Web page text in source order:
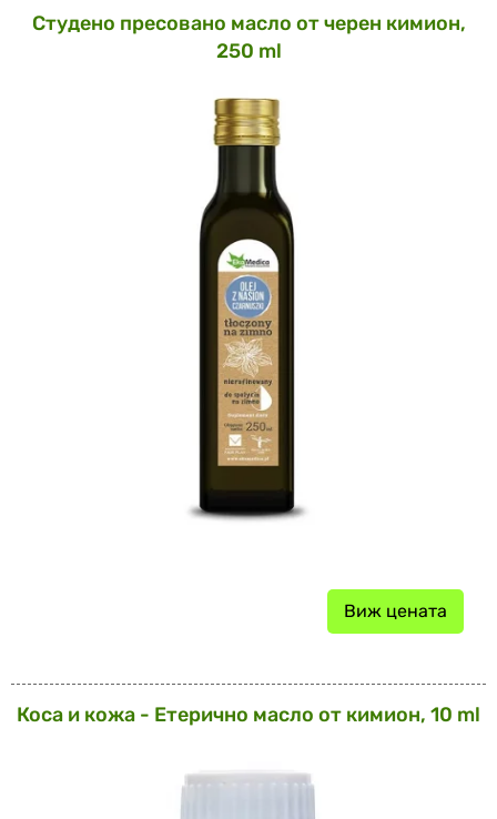
Студено пресовано масло от черен кимион,
250 ml
Виж цената
Коса и кожа - Етерично масло от кимион, 10 ml